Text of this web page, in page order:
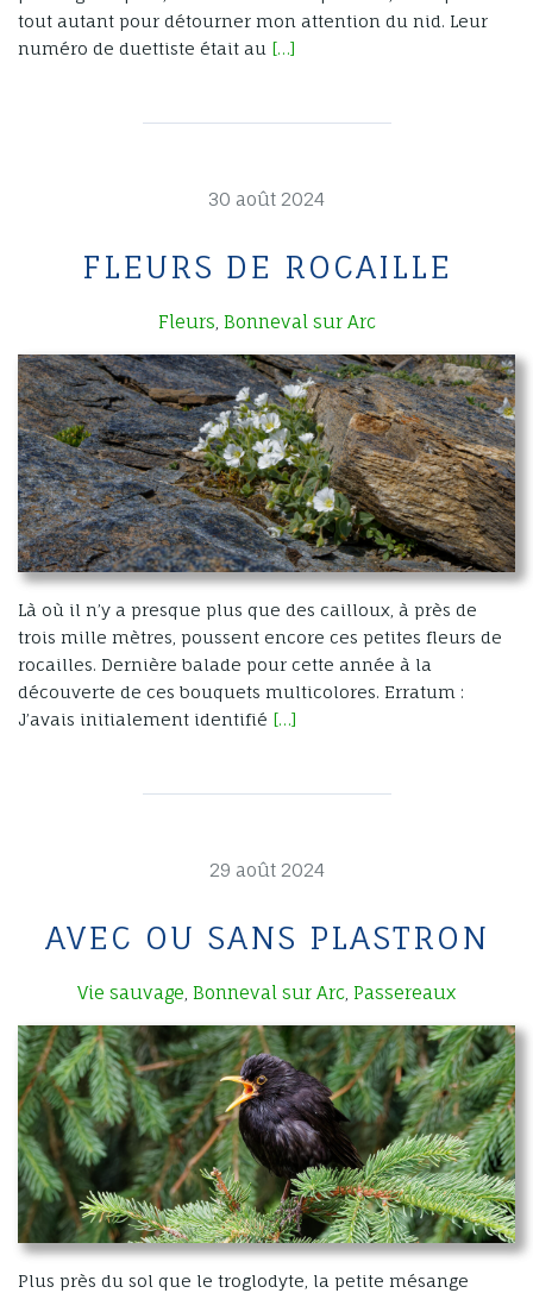
tout autant pour détourner mon attention du nid. Leur
numéro de duettiste était au […]
30 août 2024
FLEURS DE ROCAILLE
Fleurs Bonneval sur Arc
Là où il n’y a presque plus que des cailloux, à près de
trois mille mètres, poussent encore ces petites fleurs de
rocailles. Dernière balade pour cette année à la
découverte de ces bouquets multicolores. Erratum :
J’avais initialement identifié […]
29 août 2024
AVEC OU SANS PLASTRON
Vie sauvage Bonneval sur Arc Passereaux
Plus près du sol que le troglodyte, la petite mésange